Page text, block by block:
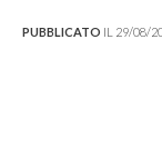
PUBBLICATO IL 29/08/